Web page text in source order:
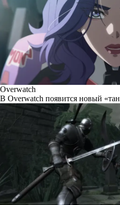
Overwatch
В Overwatch появится новый